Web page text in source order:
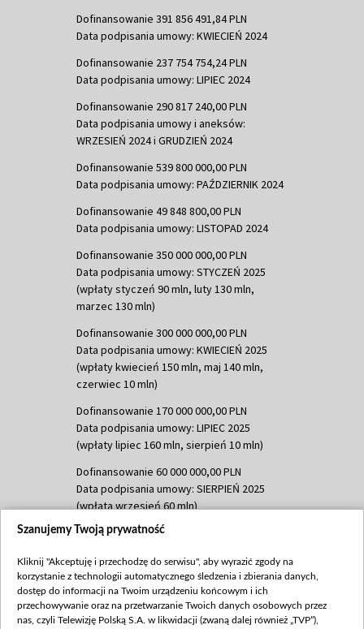
Dofinansowanie 391 856 491,84 PLN
Data podpisania umowy: KWIECIEŃ 2024
Dofinansowanie 237 754 754,24 PLN
Data podpisania umowy: LIPIEC 2024
Dofinansowanie 290 817 240,00 PLN
Data podpisania umowy i aneksów:
WRZESIEŃ 2024 i GRUDZIEŃ 2024
Dofinansowanie 539 800 000,00 PLN
Data podpisania umowy: PAŹDZIERNIK 2024
Dofinansowanie 49 848 800,00 PLN
Data podpisania umowy: LISTOPAD 2024
Dofinansowanie 350 000 000,00 PLN
Data podpisania umowy: STYCZEŃ 2025
(wpłaty styczeń 90 mln, luty 130 mln,
marzec 130 mln)
Dofinansowanie 300 000 000,00 PLN
Data podpisania umowy: KWIECIEŃ 2025
(wpłaty kwiecień 150 mln, maj 140 mln,
czerwiec 10 mln)
Dofinansowanie 170 000 000,00 PLN
Data podpisania umowy: LIPIEC 2025
(wpłaty lipiec 160 mln, sierpień 10 mln)
Dofinansowanie 60 000 000,00 PLN
Data podpisania umowy: SIERPIEŃ 2025
(wpłata wrzesień 60 mln)
Dofinansowanie 635 783 051,21 PLN
(wpłata wrzesień 100 mln, październik 350
mln, listopad 265 mln)
Dofinansowanie 48 862 000,00 PLN
Szanujemy Twoją prywatność
Kliknij "Akceptuję i przechodzę do serwisu", aby wyrazić zgody na
korzystanie z technologii automatycznego śledzenia i zbierania danych,
dostęp do informacji na Twoim urządzeniu końcowym i ich
przechowywanie oraz na przetwarzanie Twoich danych osobowych przez
nas, czyli Telewizję Polską S.A. w likwidacji (zwaną dalej również „TVP”),